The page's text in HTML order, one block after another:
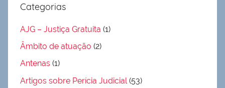
Categorias
AJG – Justiça Gratuita (1)
Âmbito de atuação (2)
Antenas (1)
Artigos sobre Perícia Judicial(53)